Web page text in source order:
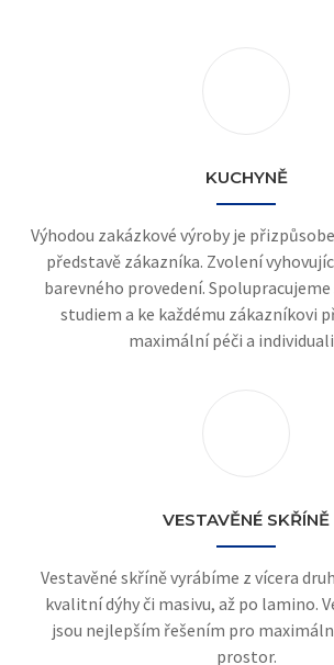
KUCHYNĚ
Výhodou zakázkové výroby je
představě zákazníka. Zvolení
barevného provedení.
studiem a ke každému zákazníkovi
maximální péči a
VESTAVĚNÉ SKŘÍNĚ
Vestavěné skříně vyrábíme z vícera
kvalitní dýhy či masivu, až po lamino.
jsou nejlepším řešením pro
prostor.